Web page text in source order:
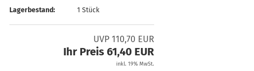
Lagerbestand: 1 Stück
UVP 110,70 EUR
Ihr Preis 61,40 EUR
inkl. 19% MwSt.